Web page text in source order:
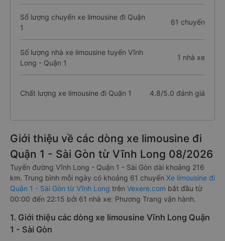
Số lượng chuyến xe limousine đi Quận
1
61 chuyến
Số lượng nhà xe limousine tuyến Vĩnh
Long - Quận 1
1 nhà xe
Chất lượng xe limousine đi Quận 1 4.8/5.0 đánh giá
Giới thiệu về các dòng xe limousine đi
Quận 1 - Sài Gòn từ Vĩnh Long 08/2026
Tuyến đường Vĩnh Long - Quận 1 - Sài Gòn dài khoảng 216
km. Trung bình mỗi ngày có khoảng 61 chuyến Xe limousine đi
Quận 1 - Sài Gòn từ Vĩnh Long trên Vexere.com bắt đầu từ
00:00 đến 22:15 bởi 61 nhà xe: Phương Trang vận hành.
1. Giới thiệu các dòng xe limousine Vĩnh Long Quận
1 - Sài Gòn